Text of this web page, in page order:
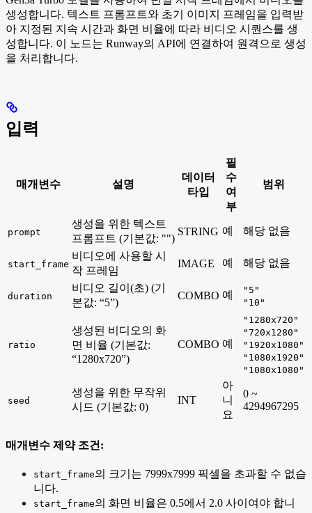
생성합니다. 텍스트 프롬프트와 초기 이미지 프레임을 입력받
아 지정된 지속 시간과 화면 비율에 따라 비디오 시퀀스를 생
성합니다. 이 노드는 Runway의 API에 연결하여 원격으로 생성
을 처리합니다.
입력
매개변수 설명
데이터
타입
필
수
여
부
범위
prompt
생성을 위한 텍스트
프롬프트 (기본값: "")
STRING 예 해당 없음
start_frame
비디오에 사용할 시
작 프레임
IMAGE 예 해당 없음
duration
비디오 길이(초) (기
본값: “5”)
COMBO 예
"5"
"10"
ratio
생성된 비디오의 화
면 비율 (기본값:
“1280x720”)
COMBO 예
"1280x720"
"720x1280"
"1920x1080"
"1080x1920"
"1080x1080"
seed
생성을 위한 무작위
시드 (기본값: 0)
INT
아
니
요
0 ~
4294967295
매개변수 제약 조건:
start_frame의 크기는 7999x7999 픽셀을 초과할 수 없습
니다.
start_frame의 화면 비율은 0.5에서 2.0 사이여야 합니